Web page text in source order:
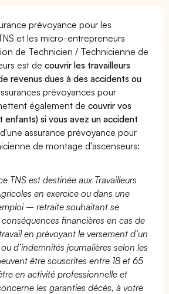
prévoyance pour les
et les micro-entrepreneurs
de Technicien / Technicienne de
est decouvrir les travailleurs
revenus dues à des accidents ou
prévoyances pour
également decouvrir vos
enfants) si vous avez un accident
assurance prévoyance pour
de montage d'ascenseurs:
TNS est destinée aux Travailleurs
en exercice ou dans une
– retraite souhaitant se
financières en cas de
en prévoyant le versement d’un
d’indemnités journalières selon les
être souscrites entre 18 et 65
en activité professionnelle et
les garanties décès, à votre